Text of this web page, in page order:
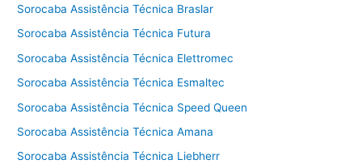
Sorocaba Assistência Técnica Braslar
Sorocaba Assistência Técnica Futura
Sorocaba Assistência Técnica Elettromec
Sorocaba Assistência Técnica Esmaltec
Sorocaba Assistência Técnica Speed Queen
Sorocaba Assistência Técnica Amana
Sorocaba Assistência Técnica Liebherr